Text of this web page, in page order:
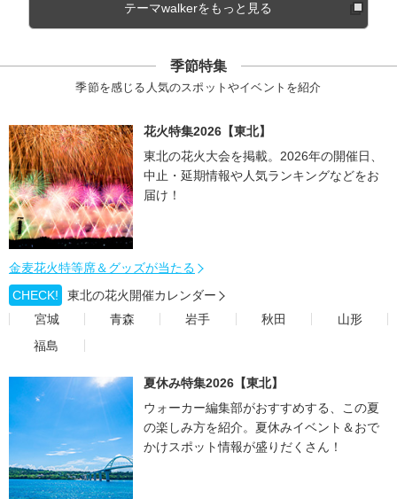
テーマwalkerをもっと見る
季節特集
季節を感じる人気のスポットやイベントを紹介
花火特集2026【東北】
東北の花火大会を掲載。2026年の開催日、
中止・延期情報や人気ランキングなどをお
届け！
金麦花火特等席＆グッズが当たる
CHECK!
東北の花火開催カレンダー
宮城
青森 岩手 秋田
山形
福島
夏休み特集2026【東北】
ウォーカー編集部がおすすめする、この夏
の楽しみ方を紹介。夏休みイベント＆おで
かけスポット情報が盛りだくさん！